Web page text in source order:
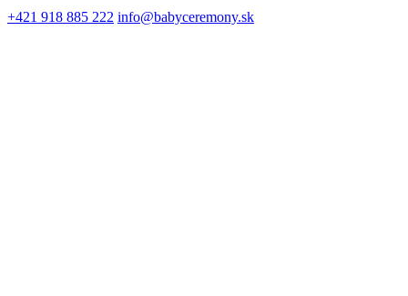
+421 918 885 222 info@babyceremony.sk